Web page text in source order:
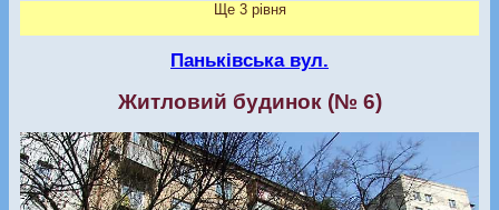
Ще 3 рівня
Паньківська вул.
Житловий будинок (№ 6)